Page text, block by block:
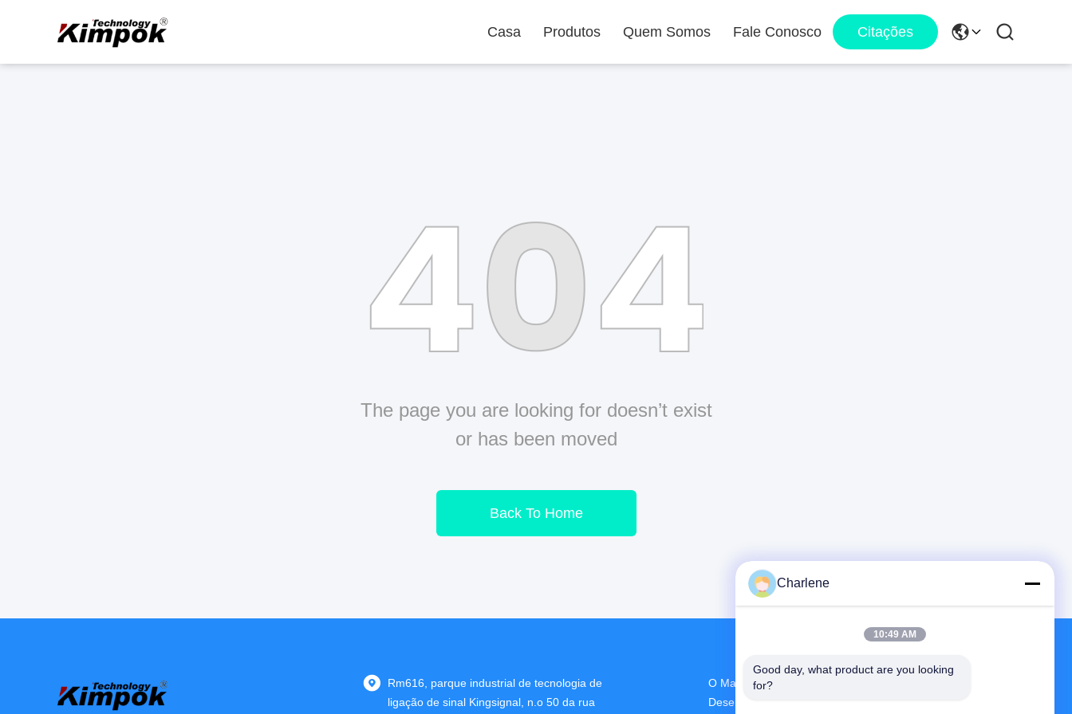
Casa Produtos Quem Somos Fale Conosco Citações
The page you are looking for doesn’t exist
or has been moved
Back To Home
Rm616, parque industrial de tecnologia de
ligação de sinal Kingsignal, n.o 50 da rua
O Maior Centro De Investigação E
Desenvolvimento E Produção FPV VTX
Charlene
10:49 AM
Good day, what product are you looking
for?